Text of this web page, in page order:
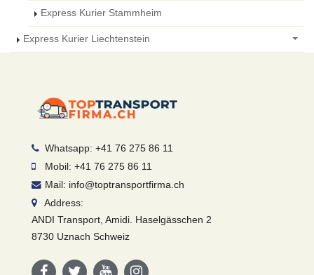
Express Kurier Stammheim
Express Kurier Liechtenstein
Whatsapp: +41 76 275 86 11
Mobil: +41 76 275 86 11
Mail: info@toptransportfirma.ch
Address:
ANDI Transport, Amidi. Haselgässchen 2
8730 Uznach Schweiz